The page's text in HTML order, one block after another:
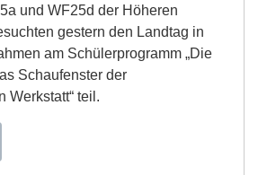
und WF25d der Höheren
gestern den Landtag in
am Schülerprogramm „Die
Schaufenster der
Werkstatt“ teil.